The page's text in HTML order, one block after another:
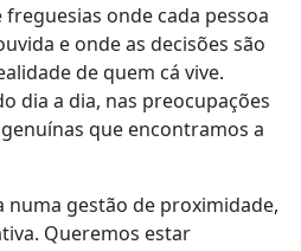
onde cada pessoa
e onde as decisões são
de quem cá vive.
dia a dia, nas preocupações
que encontramos a
numa gestão de proximidade,
Queremos estar